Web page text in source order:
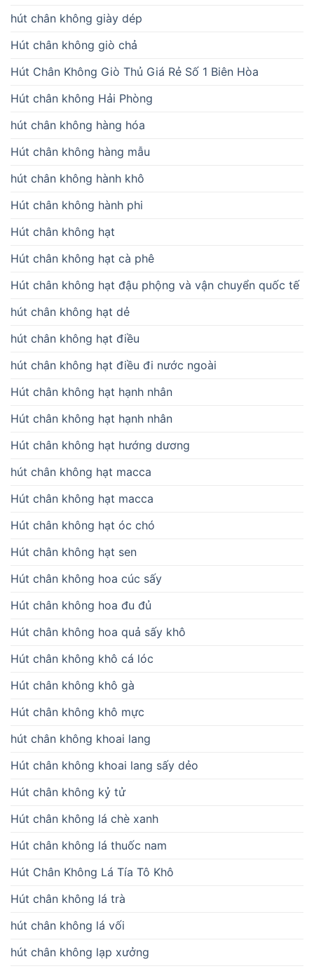
hút chân không giày dép
Hút chân không giò chả
Hút Chân Không Giò Thủ Giá Rẻ Số 1 Biên Hòa
Hút chân không Hải Phòng
hút chân không hàng hóa
Hút chân không hàng mẫu
hút chân không hành khô
Hút chân không hành phi
Hút chân không hạt
Hút chân không hạt cà phê
Hút chân không hạt đậu phộng và vận chuyển quốc tế
hút chân không hạt dẻ
hút chân không hạt điều
hút chân không hạt điều đi nước ngoài
Hút chân không hạt hạnh nhân
Hút chân không hạt hạnh nhân
Hút chân không hạt hướng dương
hút chân không hạt macca
Hút chân không hạt macca
Hút chân không hạt óc chó
Hút chân không hạt sen
Hút chân không hoa cúc sấy
Hút chân không hoa đu đủ
Hút chân không hoa quả sấy khô
Hút chân không khô cá lóc
Hút chân không khô gà
Hút chân không khô mực
hút chân không khoai lang
Hút chân không khoai lang sấy dẻo
Hút chân không kỷ tử
Hút chân không lá chè xanh
Hút chân không lá thuốc nam
Hút Chân Không Lá Tía Tô Khô
Hút chân không lá trà
hút chân không lá vối
hút chân không lạp xưởng